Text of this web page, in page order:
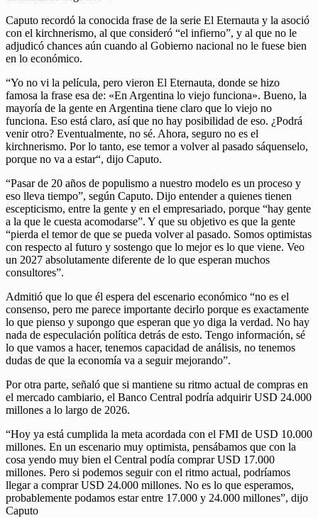
Caputo recordó la conocida frase de la serie El Eternauta y la asoció
con el kirchnerismo, al que consideró “el infierno”, y al que no le
adjudicó chances aún cuando al Gobierno nacional no le fuese bien
en lo económico.
“Yo no vi la película, pero vieron El Eternauta, donde se hizo
famosa la frase esa de: «En Argentina lo viejo funciona». Bueno, la
mayoría de la gente en Argentina tiene claro que lo viejo no
funciona. Eso está claro, así que no hay posibilidad de eso. ¿Podrá
venir otro? Eventualmente, no sé. Ahora, seguro no es el
kirchnerismo. Por lo tanto, ese temor a volver al pasado sáquenselo,
porque no va a estar“, dijo Caputo.
“Pasar de 20 años de populismo a nuestro modelo es un proceso y
eso lleva tiempo”, según Caputo. Dijo entender a quienes tienen
escepticismo, entre la gente y en el empresariado, porque “hay gente
a la que le cuesta acomodarse”. Y que su objetivo es que la gente
“pierda el temor de que se pueda volver al pasado. Somos optimistas
con respecto al futuro y sostengo que lo mejor es lo que viene. Veo
un 2027 absolutamente diferente de lo que esperan muchos
consultores”.
Admitió que lo que él espera del escenario económico “no es el
consenso, pero me parece importante decirlo porque es exactamente
lo que pienso y supongo que esperan que yo diga la verdad. No hay
nada de especulación política detrás de esto. Tengo información, sé
lo que vamos a hacer, tenemos capacidad de análisis, no tenemos
dudas de que la economía va a seguir mejorando”.
Por otra parte, señaló que si mantiene su ritmo actual de compras en
el mercado cambiario, el Banco Central podría adquirir USD 24.000
millones a lo largo de 2026.
“Hoy ya está cumplida la meta acordada con el FMI de USD 10.000
millones. En un escenario muy optimista, pensábamos que con la
cosa yendo muy bien el Central podía comprar USD 17.000
millones. Pero si podemos seguir con el ritmo actual, podríamos
llegar a comprar USD 24.000 millones. No es lo que esperamos,
probablemente podamos estar entre 17.000 y 24.000 millones”, dijo
Caputo